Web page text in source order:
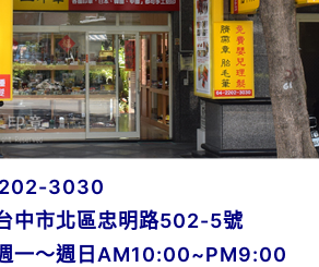
3030
中市北區忠明路502-5號
一～週日AM10:00~PM9:00